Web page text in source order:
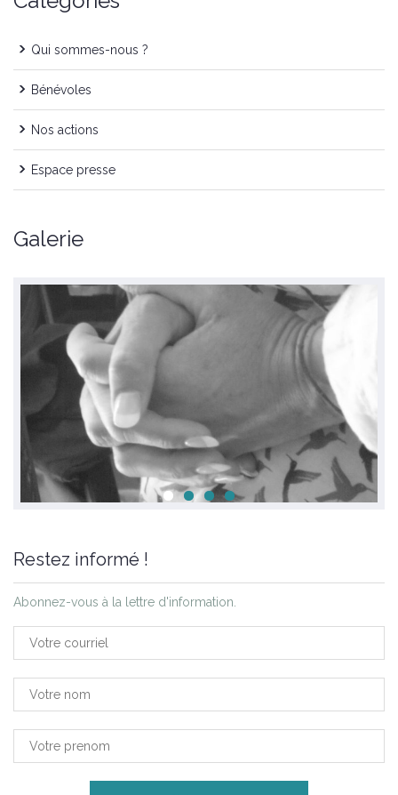
Qui sommes-nous ?
Bénévoles
Nos actions
Espace presse
Galerie
Restez informé !
Abonnez-vous à la lettre d'information.